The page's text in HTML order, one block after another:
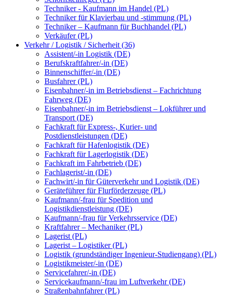
Techniker - Kaufmann im Handel (PL)
Techniker für Klavierbau und -stimmung (PL)
Techniker – Kaufmann für Buchhandel (PL)
Verkäufer (PL)
Verkehr / Logistik / Sicherheit (36)
Assistent/-in Logistik (DE)
Berufskraftfahrer/-in (DE)
Binnenschiffer/-in (DE)
Busfahrer (PL)
Eisenbahner/-in im Betriebsdienst – Fachrichtung
Fahrweg (DE)
Eisenbahner/-in im Betriebsdienst – Lokführer und
Transport (DE)
Fachkraft für Express-, Kurier- und
Postdienstleistungen (DE)
Fachkraft für Hafenlogistik (DE)
Fachkraft für Lagerlogistik (DE)
Fachkraft im Fahrbetrieb (DE)
Fachlagerist/-in (DE)
Fachwirt/-in für Güterverkehr und Logistik (DE)
Geräteführer für Flurförderzeuge (PL)
Kaufmann/-frau für Spedition und
Logistikdienstleistung (DE)
Kaufmann/-frau für Verkehrsservice (DE)
Kraftfahrer – Mechaniker (PL)
Lagerist (PL)
Lagerist – Logistiker (PL)
Logistik (grundständiger Ingenieur-Studiengang) (PL)
Logistikmeister/-in (DE)
Servicefahrer/-in (DE)
Servicekaufmann/-frau im Luftverkehr (DE)
Straßenbahnfahrer (PL)